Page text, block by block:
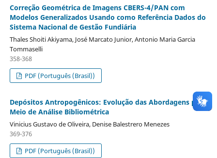
Correção Geométrica de Imagens CBERS-4/PAN com
Modelos Generalizados Usando como Referência Dados do
Sistema Nacional de Gestão Fundiária
Thales Shoiti Akiyama, José Marcato Junior, Antonio Maria Garcia
Tommaselli
358-368
PDF (Português (Brasil))
Depósitos Antropogênicos: Evolução das Abordagens por
Meio de Análise Bibliométrica
Vinicius Gustavo de Oliveira, Denise Balestrero Menezes
369-376
PDF (Português (Brasil))